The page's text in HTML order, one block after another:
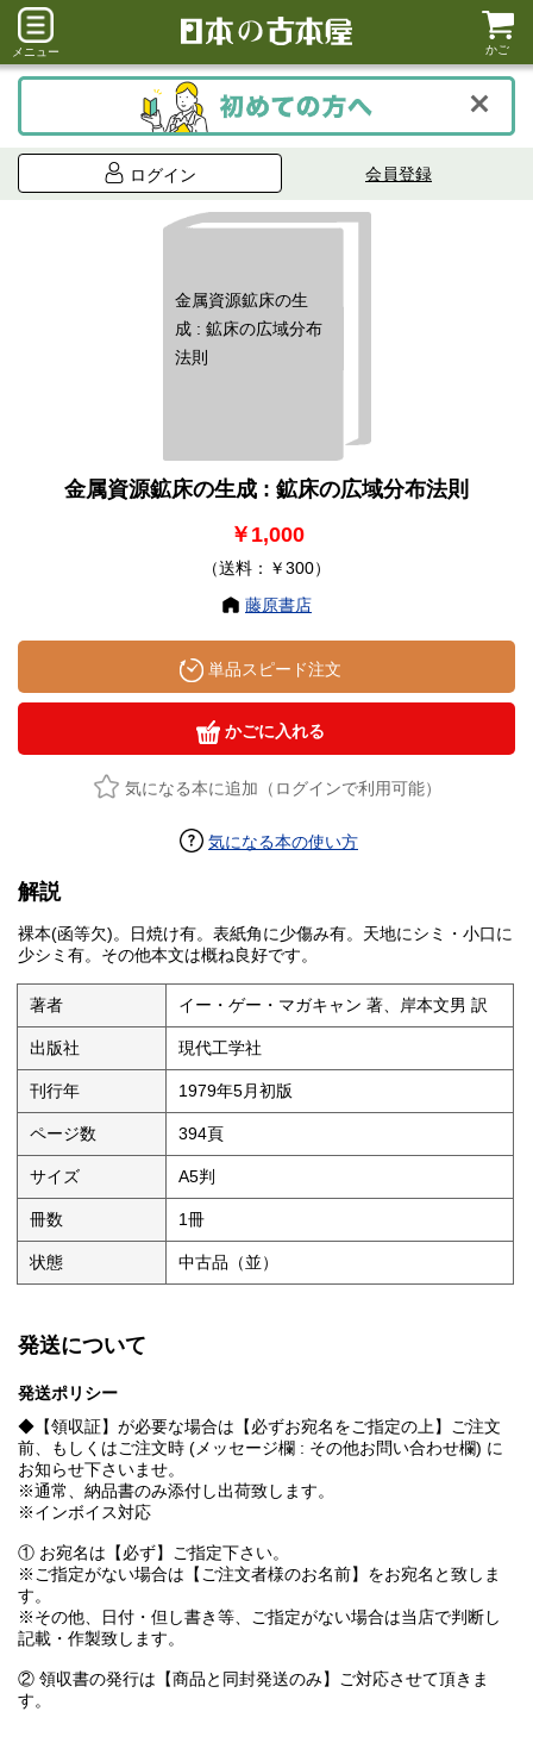
メニュー かご
ログイン 会員登録
金属資源鉱床の生
成 : 鉱床の広域分布
法則
金属資源鉱床の生成 : 鉱床の広域分布法則
￥1,000
（送料：￥300）
藤原書店
単品スピード注文
かごに入れる
気になる本に追加（ログインで利用可能）
気になる本の使い方
解説
裸本(函等欠)。日焼け有。表紙角に少傷み有。天地にシミ・小口に
少シミ有。その他本文は概ね良好です。
著者 イー・ゲー・マガキャン 著、岸本文男 訳
出版社 現代工学社
刊行年 1979年5月初版
ページ数 394頁
サイズ A5判
冊数 1冊
状態 中古品（並）
発送について
発送ポリシー
◆【領収証】が必要な場合は【必ずお宛名をご指定の上】ご注文
前、もしくはご注文時 (メッセージ欄 : その他お問い合わせ欄) に
お知らせ下さいませ。
※通常、納品書のみ添付し出荷致します。
※インボイス対応
① お宛名は【必ず】ご指定下さい。
※ご指定がない場合は【ご注文者様のお名前】をお宛名と致しま
す。
※その他、日付・但し書き等、ご指定がない場合は当店で判断し
記載・作製致します。
② 領収書の発行は【商品と同封発送のみ】ご対応させて頂きま
す。